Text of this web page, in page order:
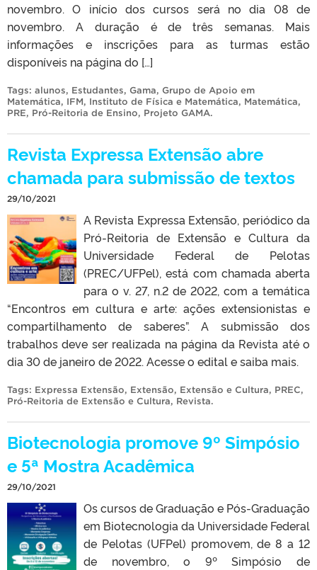
novembro. O início dos cursos será no dia 08 de
novembro. A duração é de três semanas. Mais
informações e inscrições para as turmas estão
disponíveis na página do […]
Tags: alunos, Estudantes, Gama, Grupo de Apoio em
Matemática, IFM, Instituto de Física e Matemática, Matemática,
PRE, Pró-Reitoria de Ensino, Projeto GAMA.
Revista Expressa Extensão abre
chamada para submissão de textos
29/10/2021
A Revista Expressa Extensão, periódico da
Pró-Reitoria de Extensão e Cultura da
Universidade Federal de Pelotas
(PREC/UFPel), está com chamada aberta
para o v. 27, n.2 de 2022, com a temática
“Encontros em cultura e arte: ações extensionistas e
compartilhamento de saberes”. A submissão dos
trabalhos deve ser realizada na página da Revista até o
dia 30 de janeiro de 2022. Acesse o edital e saiba mais.
Tags: Expressa Extensão, Extensão, Extensão e Cultura, PREC,
Pró-Reitoria de Extensão e Cultura, Revista.
Biotecnologia promove 9º Simpósio
e 5ª Mostra Acadêmica
29/10/2021
Os cursos de Graduação e Pós-Graduação
em Biotecnologia da Universidade Federal
de Pelotas (UFPel) promovem, de 8 a 12
de novembro, o 9º Simpósio de